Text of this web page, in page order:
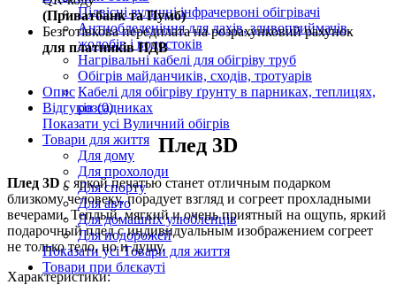
Підвісні вуличні інфрачервоні обігрівачі
Антиобледеніння для дахів, зливоприймачів,
жолобів і водостоків
Нагрівальні кабелі для обігріву труб
Обігрів майданчиків, сходів, тротуарів
Кабелі для обігріву ґрунту в парниках, теплицях,
розсадниках
Показати усі Вуличний обігрів
Товари для життя
Для дому
Для прохолоди
Для спорту
Для авто
Для домашніх улюбленців
Для подорожей
Показати усі Товари для життя
Товари при блєкауті
(Приватбанк та Пумб)
Безготівкова передплата на розрахунковий рахунок
для платників ПДВ
Опис
Відгуків (0)
Плед 3D
Плед 3D с яркой печатью станет отличным подарком
близкому человеку, порадует взгляд и согреет прохладными
вечерами. Теплый, мягкий и очень приятный на ощупь, яркий
подарочный плед с индивидуальным изображением согреет
не только тело, но и душу.
Характеристики: